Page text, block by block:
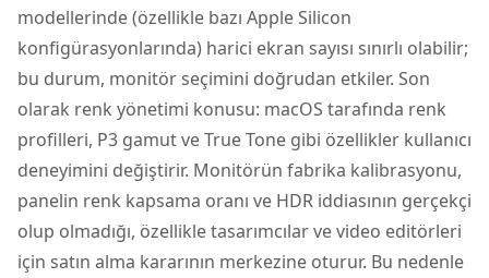
modellerinde (özellikle bazı Apple Silicon
konfigürasyonlarında) harici ekran sayısı sınırlı olabilir;
bu durum, monitör seçimini doğrudan etkiler. Son
olarak renk yönetimi konusu: macOS tarafında renk
profilleri, P3 gamut ve True Tone gibi özellikler kullanıcı
deneyimini değiştirir. Monitörün fabrika kalibrasyonu,
panelin renk kapsama oranı ve HDR iddiasının gerçekçi
olup olmadığı, özellikle tasarımcılar ve video editörleri
için satın alma kararının merkezine oturur. Bu nedenle